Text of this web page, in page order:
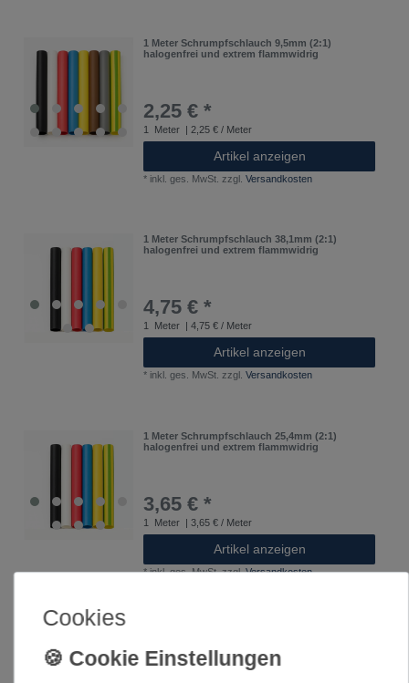
1 Meter Schrumpfschlauch 9,5mm (2:1)
halogenfrei und extrem flammwidrig
2,25 € *
1 Meter | 2,25 € / Meter
Artikel anzeigen
* inkl. ges. MwSt. zzgl.Versandkosten
1 Meter Schrumpfschlauch 38,1mm (2:1)
halogenfrei und extrem flammwidrig
4,75 € *
1 Meter | 4,75 € / Meter
Artikel anzeigen
* inkl. ges. MwSt. zzgl.Versandkosten
1 Meter Schrumpfschlauch 25,4mm (2:1)
halogenfrei und extrem flammwidrig
3,65 € *
1 Meter | 3,65 € / Meter
Artikel anzeigen
*inkl. ges. MwSt.zzgl.Versandkosten
Cookies